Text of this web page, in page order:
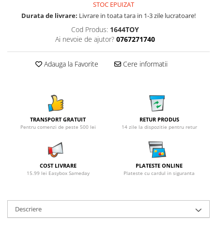
STOC EPUIZAT
Durata de livrare: Livrare in toata tara in 1-3 zile lucratoare!
Cod Produs: 1644TOY
Ai nevoie de ajutor? 0767271740
Adauga la Favorite Cere informatii
TRANSPORT GRATUIT
Pentru comenzi de peste 500 lei
RETUR PRODUS
14 zile la dispozitie pentru retur
COST LIVRARE
15.99 lei Easybox Sameday
PLATESTE ONLINE
Plateste cu cardul in siguranta
Descriere